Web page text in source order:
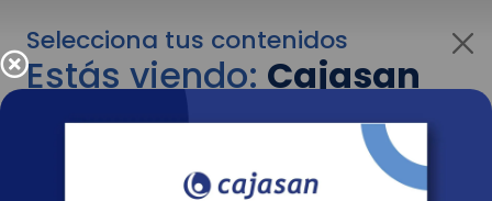
Selecciona tus contenidos
Estás viendo:Cajasan
para empresas
Para cambiar al contenido de tu interés más
adelante recuerda utilizar el menú